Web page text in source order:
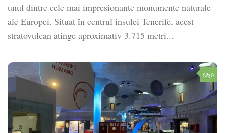
unul dintre cele mai impresionante monumente naturale
ale Europei. Situat în centrul insulei Tenerife, acest
stratovulcan atinge aproximativ 3.715 metri...
0